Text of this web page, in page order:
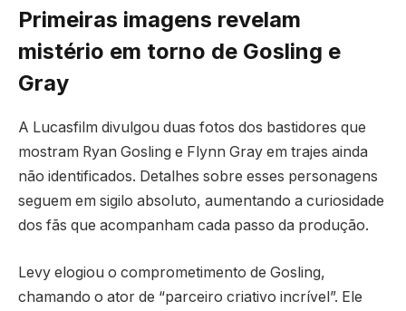
Primeiras imagens revelam
mistério em torno de Gosling e
Gray
A Lucasfilm divulgou duas fotos dos bastidores que
mostram Ryan Gosling e Flynn Gray em trajes ainda
não identificados. Detalhes sobre esses personagens
seguem em sigilo absoluto, aumentando a curiosidade
dos fãs que acompanham cada passo da produção.
Levy elogiou o comprometimento de Gosling,
chamando o ator de “parceiro criativo incrível”. Ele